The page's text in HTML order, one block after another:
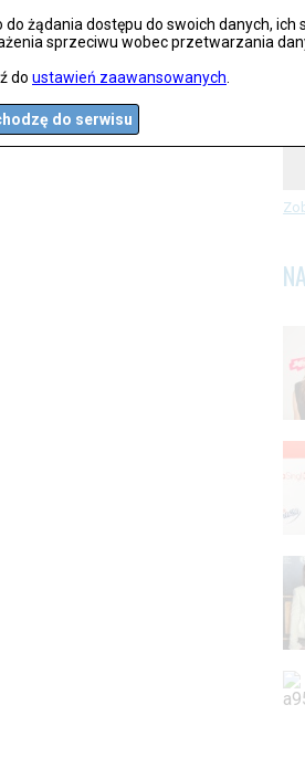
żądania dostępu do swoich danych, ich
sprzeciwu wobec przetwarzania
do ustawień zaawansowanych
do serwisu